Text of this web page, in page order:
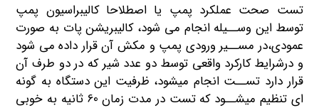
تست صحت عملکرد پمپ یا اصطلاحا کالیبراسیون پمپ
توسط این وســیله انجام می شود، کالیبریشن پات به صورت
عمودی،در مســیر ورودی پمپ و مکش آن قرار داده می شود
و درشرایط کارکرد واقعی توسط دو عدد شیر که در دو طرف آن
قرار دارد تســت انجام میشود، ظرفیت این دستگاه به گونه
ای تنظیم میشــود که تست در مدت زمان 60 ثانیه به خوبی